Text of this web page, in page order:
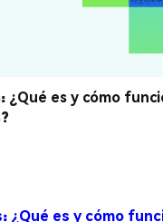
¿Qué es y cómo
¿Qué es y cómo